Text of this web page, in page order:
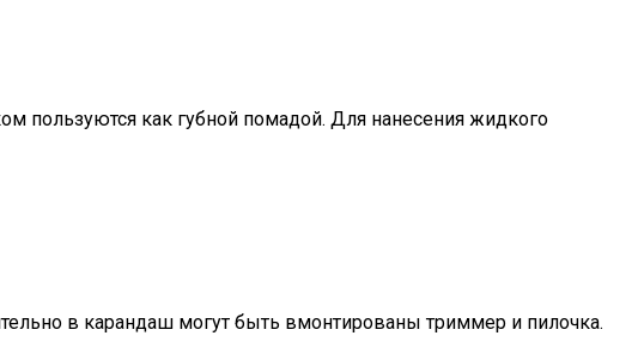
пользуются как губной помадой. Для нанесения жидкого
в карандаш могут быть вмонтированы триммер и пилочка.